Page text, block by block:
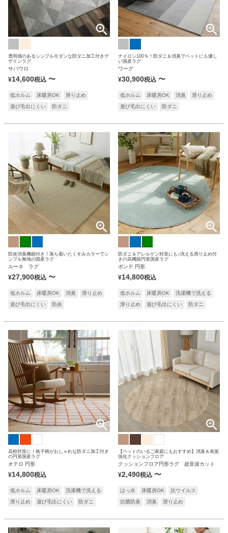
透明感のあるシンプルモダンな防ダニ加工付きデ
ザインラグ
サパウロ
¥14,600税込 〜
低ホルム 床暖房OK
滑り止め
遊び毛出にくい
防ダニ
ナイロン100％！防ダニ＆消臭でペットにも優し
い国産ラグ
ワーグ
¥30,900税込 〜
低ホルム 床暖房OK 消臭
滑り止め
遊び毛出にくい
防ダニ
防炎消臭機能付き！落ち着いたくすみカラーでシ
ンプル無地の国産ラグ
ルーネ ラグ
¥27,900税込 〜
低ホルム 床暖房OK 消臭
滑り止め
遊び毛出にくい
防炎
防ダニ＆アレルゲン対策にも♪洗える滑り止め付
きの高機能円形国産ラグ
ポンテ 円形
¥14,800税込
低ホルム 床暖房OK
洗濯機で洗える
滑り止め
遊び毛出にくい 防ダニ
花粉対策に！格子柄がおしゃれな防ダニ加工付き
の円形国産ラグ
オテロ 円形
¥14,800税込
低ホルム 床暖房OK
洗濯機で洗える
滑り止め
遊び毛出にくい 防ダニ
【ペットのいるご家庭にもおすすめ】消臭＆表面
強化クッションフロア
クッションフロア円形ラグ 超音波カット
¥2,490税込 〜
はっ水 床暖房OK
抗ウイルス
抗菌防臭
消臭 滑り止め